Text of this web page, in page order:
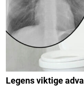
Legens viktige